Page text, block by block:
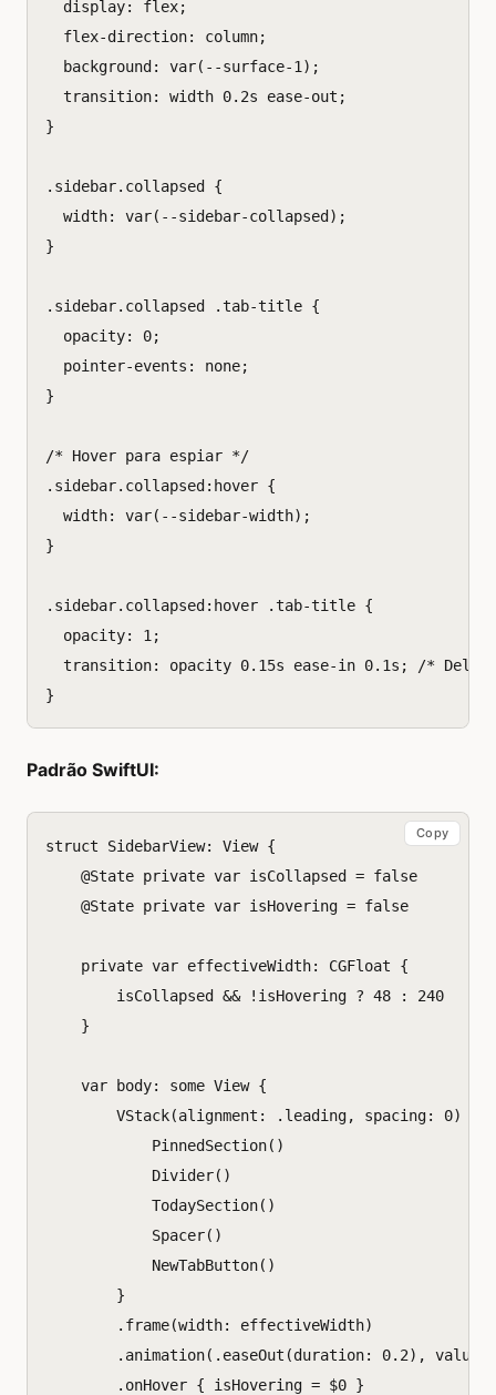
display: flex;
flex-direction: column;
background : var( --surface-1 );
transition: width 0.2s ease-out ;
}
. sidebar. collapsed
{
width: var( --sidebar-collapsed );
}
. sidebar. collapsed .tab-title {
opacity: 0;
pointer-events : none;
}
/* Hover para espiar */
. sidebar. collapsed : hover {
width: var( --sidebar-width);
}
. sidebar. collapsed : hover .tab-title {
opacity: 1 ;
transition: opacity 0.15s ease-in 0.1s ;
/* Delay
}
Padrão SwiftUI:
struct SidebarView: View {
@State private var isCollapsed = false
@State private var isHovering = false
private var effectiveWidth: CGFloat
{
isCollapsed
&& ! isHovering ? 48 :
240
}
var body: some View {
VStack(alignment : . leading, spacing: 0)
PinnedSection()
Divider()
TodaySection()
Spacer()
NewTabButton()
}
. frame(width: effectiveWidth)
. animation(. easeOut (duration: 0.2), value
. onHover { isHovering = $0 }
Copy